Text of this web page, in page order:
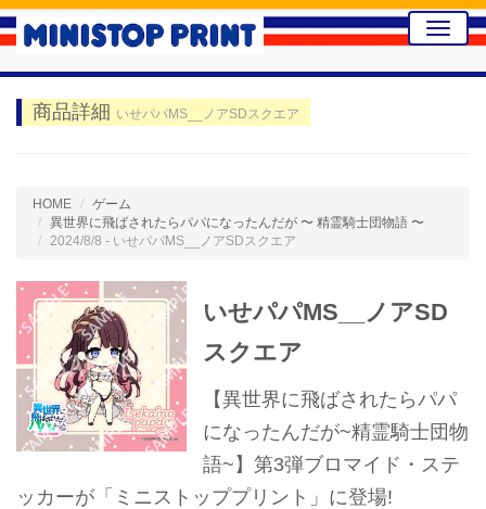
Toggle
商品詳細 いせパパMS__ノアSDスクエア
HOME
ゲーム
異世界に飛ばされたらパパになったんだが 〜 精霊騎士団物語 〜
2024/8/8 - いせパパMS__ノアSDスクエア
いせパパMS__ノアSD
スクエア
【異世界に飛ばされたらパパ
になったんだが~精霊騎士団物
語~】第3弾ブロマイド・ステ
ッカーが「ミニストッププリント」に登場!